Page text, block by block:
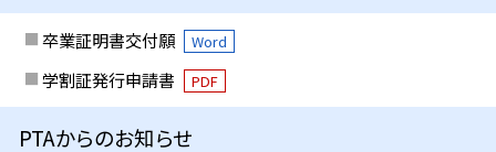
卒業証明書交付願 Word
学割証発行申請書 PDF
PTAからのお知らせ